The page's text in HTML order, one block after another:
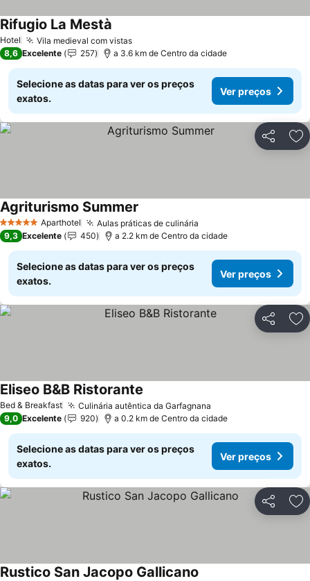
Hotel Vila medieval com vistas
Rifugio La Mestà
8,6 Excelente 257 a 3.6 km de Centro da cidade
Selecione as datas para ver os preços
exatos.
Ver preços
Partilhar
5 Estrelas Aparthotel Aulas práticas de culinária
Agriturismo Summer
9,3 Excelente 450 a 2.2 km de Centro da cidade
Selecione as datas para ver os preços
exatos.
Ver preços
Partilhar
Bed & Breakfast Culinária autêntica da Garfagnana
Eliseo B&B Ristorante
9,0 Excelente 920 a 0.2 km de Centro da cidade
Selecione as datas para ver os preços
exatos.
Ver preços
Partilhar
Rustico San Jacopo Gallicano